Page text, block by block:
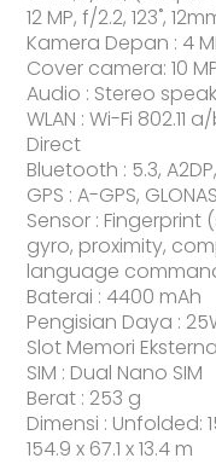
12 MP, f/2.2, 123˚,
Kamera Depan : 4
Cover camera: 10
Audio : Stereo
WLAN : Wi-Fi
Direct
Bluetooth : 5.3,
GPS : A-GPS,
Sensor :
gyro, proximity,
language
Baterai : 4400 mAh
Pengisian Daya :
Slot Memori
SIM : Dual Nano SIM
Berat : 253 g
Dimensi : Unfolded:
154.9 x 67.1 x 13.4 m